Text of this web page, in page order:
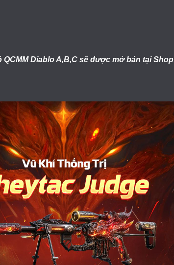
QCMM Diablo A,B,C sẽ được mở bán tại